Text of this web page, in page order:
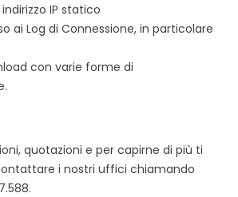
IP statico
ai Log di Connessione, in particolare
con varie forme di
quotazioni e per capirne di più ti
i nostri uffici chiamando